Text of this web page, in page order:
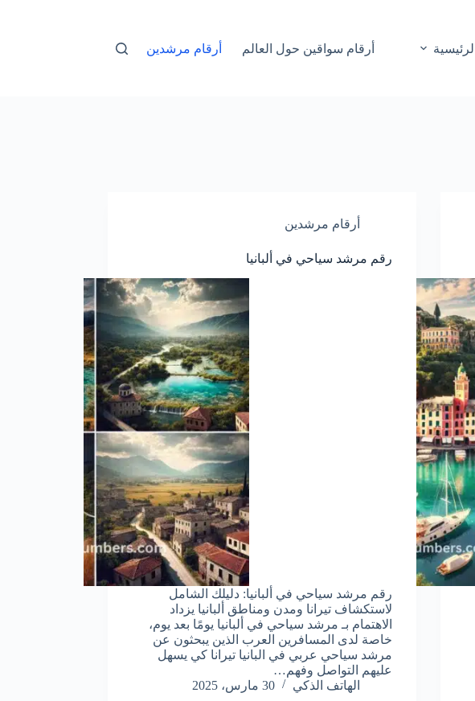
الرئيسية أرقام سواقين حول العالم أرقام مرشدين
أرقام مرشدين
رقم مرشد سياحي في ألبانيا
رقم مرشد سياحي في ألبانيا: دليلك الشامل
لاستكشاف تيرانا ومدن ومناطق ألبانيا يزداد
الاهتمام بـ مرشد سياحي في ألبانيا يومًا بعد يوم،
خاصة لدى المسافرين العرب الذين يبحثون عن
مرشد سياحي عربي في البانيا تيرانا كي يسهل
عليهم التواصل وفهم…
الهاتف الذكي
30 مارس، 2025